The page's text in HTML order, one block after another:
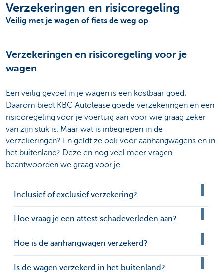
Verzekeringen en risicoregeling
Veilig met je wagen of fiets de weg op
Verzekeringen en risicoregeling voor je
wagen
Een veilig gevoel in je wagen is een kostbaar goed.
Daarom biedt KBC Autolease goede verzekeringen en een
risicoregeling voor je voertuig aan voor wie graag zeker
van zijn stuk is. Maar wat is inbegrepen in de
verzekeringen? En geldt ze ook voor aanhangwagens en in
het buitenland? Deze en nog veel meer vragen
beantwoorden we graag voor je.
Inclusief of exclusief verzekering?
Hoe vraag je een attest schadeverleden aan?
Hoe is de aanhangwagen verzekerd?
Is de wagen verzekerd in het buitenland?